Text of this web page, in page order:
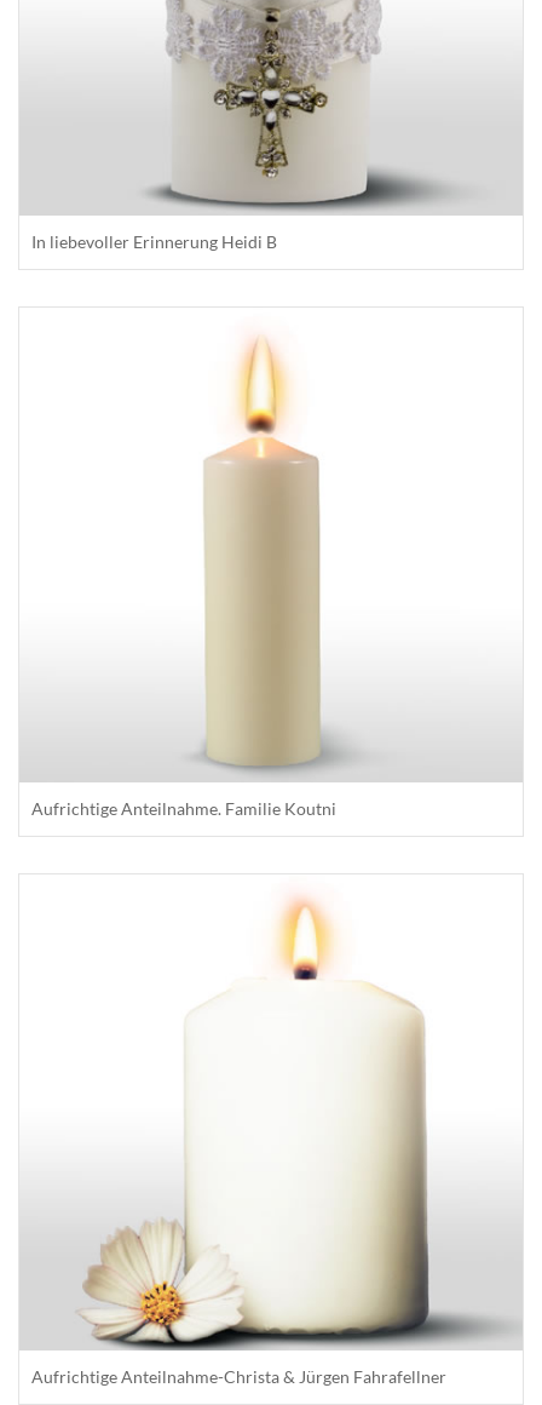
In liebevoller Erinnerung Heidi B
Aufrichtige Anteilnahme. Familie Koutni
Aufrichtige Anteilnahme-Christa & Jürgen Fahrafellner